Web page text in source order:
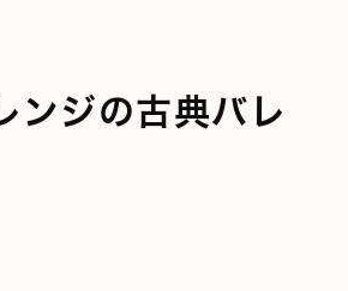
ンジの古典バレ